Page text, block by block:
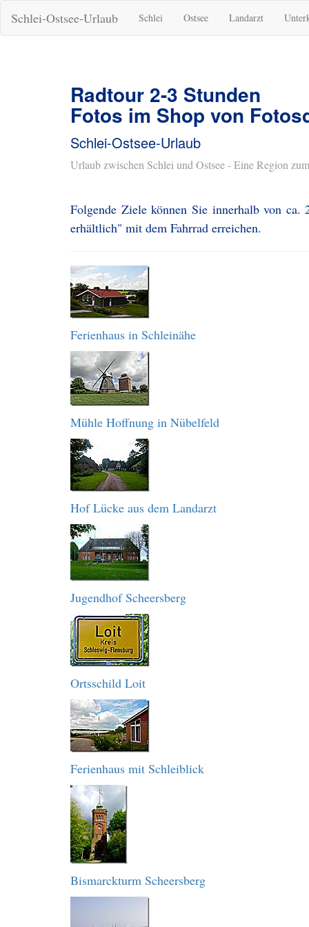
Schlei-Ostsee-Urlaub Schlei Ostsee Landarzt
Radtour 2-3 Stunden
Fotos im Shop von
Schlei-Ostsee-Urlaub
Urlaub zwischen Schlei und Ostsee - Eine Region
Folgende Ziele können Sie innerhalb von
erhältlich" mit dem Fahrrad erreichen.
Ferienhaus in Schleinähe
Mühle Hoffnung in Nübelfeld
Hof Lücke aus dem Landarzt
Jugendhof Scheersberg
Ortsschild Loit
Ferienhaus mit Schleiblick
Bismarckturm Scheersberg